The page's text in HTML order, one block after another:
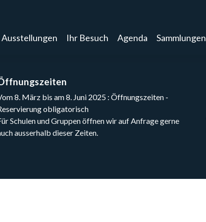
Ausstellungen Ihr Besuch Agenda Sammlungen
8. März bis am 8. Juni 2025 : Öffnungszeiten -
obligatorisch
Schulen und Gruppen öffnen wir auf Anfrage gerne
ausserhalb dieser Zeiten.